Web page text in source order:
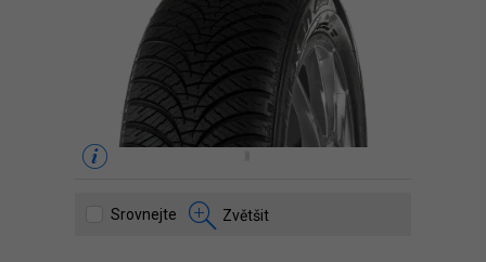
Srovnejte Zvětšit